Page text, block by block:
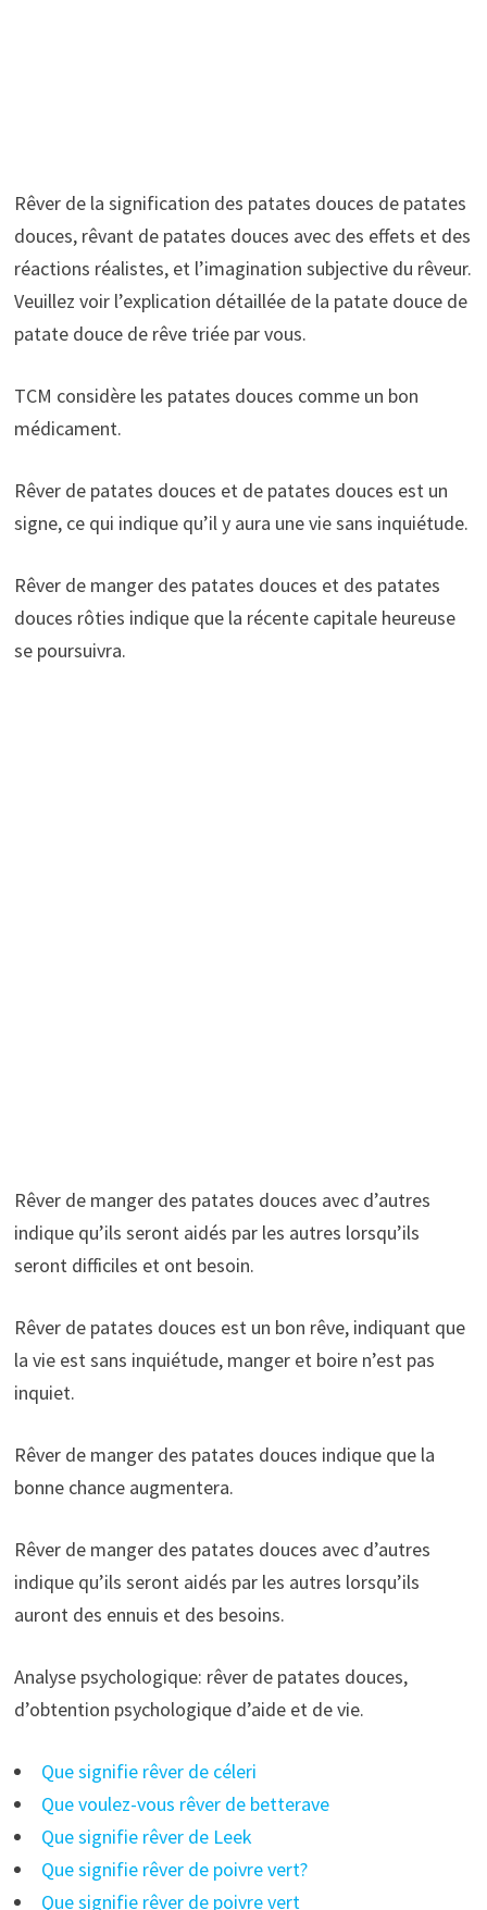
Rêver de la signification des patates douces de patates
douces, rêvant de patates douces avec des effets et des
réactions réalistes, et l’imagination subjective du rêveur.
Veuillez voir l’explication détaillée de la patate douce de
patate douce de rêve triée par vous.
TCM considère les patates douces comme un bon
médicament.
Rêver de patates douces et de patates douces est un
signe, ce qui indique qu’il y aura une vie sans inquiétude.
Rêver de manger des patates douces et des patates
douces rôties indique que la récente capitale heureuse
se poursuivra.
Rêver de manger des patates douces avec d’autres
indique qu’ils seront aidés par les autres lorsqu’ils
seront difficiles et ont besoin.
Rêver de patates douces est un bon rêve, indiquant que
la vie est sans inquiétude, manger et boire n’est pas
inquiet.
Rêver de manger des patates douces indique que la
bonne chance augmentera.
Rêver de manger des patates douces avec d’autres
indique qu’ils seront aidés par les autres lorsqu’ils
auront des ennuis et des besoins.
Analyse psychologique: rêver de patates douces,
d’obtention psychologique d’aide et de vie.
Que signifie rêver de céleri
Que voulez-vous rêver de betterave
Que signifie rêver de Leek
Que signifie rêver de poivre vert?
Que signifie rêver de poivre vert